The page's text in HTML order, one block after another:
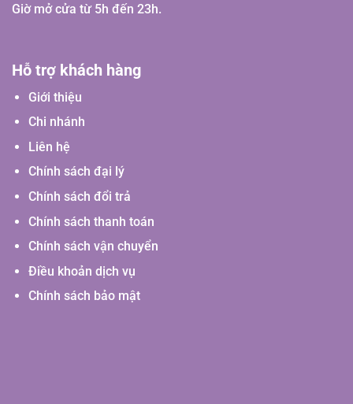
Giờ mở cửa từ 5h đến 23h.
Hỗ trợ khách hàng
Giới thiệu
Chi nhánh
Liên hệ
Chính sách đại lý
Chính sách đổi trả
Chính sách thanh toán
Chính sách vận chuyển
Điều khoản dịch vụ
Chính sách bảo mật